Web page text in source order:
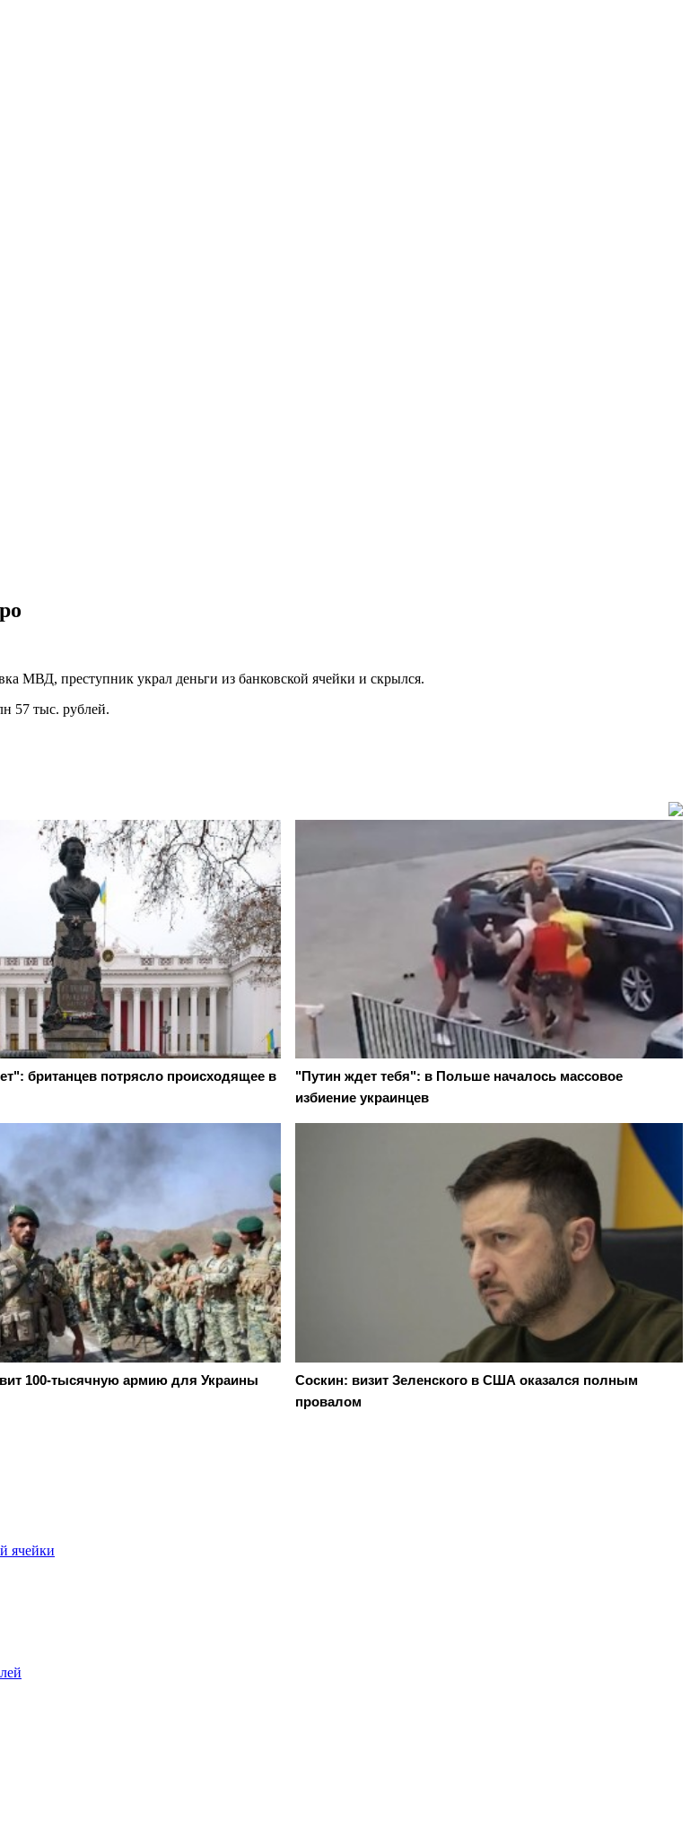
МВД, преступник украл деньги из банковской ячейки и скрылся.
57 тыс. рублей.
британцев потрясло происходящее в
"Путин ждет тебя": в Польше началось массовое
избиение украинцев
100-тысячную армию для Украины
Соскин: визит Зеленского в США оказался полным
провалом
ячейки